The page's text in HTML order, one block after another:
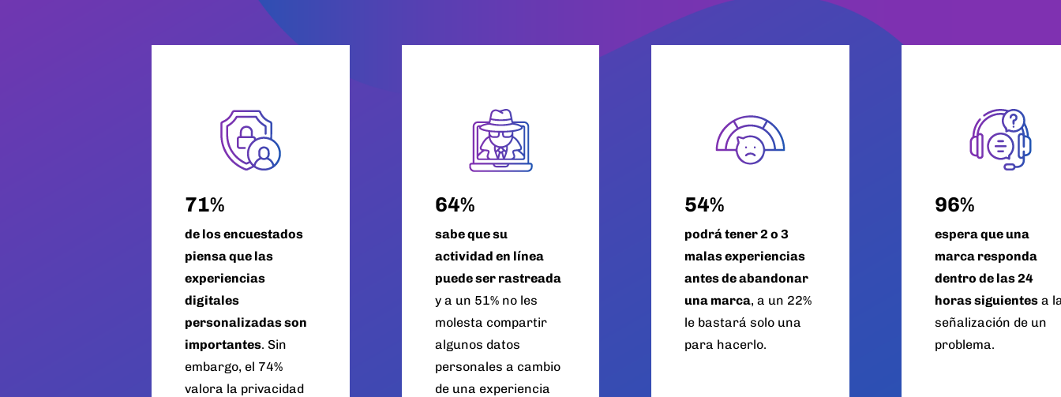
71%
de los encuestados
piensa que las
experiencias
digitales
personalizadas son
importantes. Sin
embargo, el 74%
valora la privacidad
64%
sabe que su
actividad en línea
puede ser rastreada
y a un 51% no les
molesta compartir
algunos datos
personales a cambio
de una experiencia
54%
podrá tener 2 o 3
malas experiencias
antes de abandonar
una marca, a un 22%
le bastará solo una
para hacerlo.
96%
espera que una
marca responda
dentro de las 24
horas siguientesa
señalización de un
problema.